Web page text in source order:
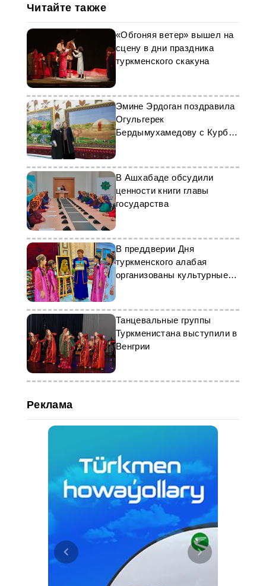
Читайте также
«Обгоняя ветер» вышел на
сцену в дни праздника
туркменского скакуна
Эмине Эрдоган поздравила
Огульгерек
Бердымухамедову с Курбан
Байрамы
В Ашхабаде обсудили
ценности книги главы
государства
В преддверии Дня
туркменского алабая
организованы культурные
Танцевальные группы
Туркменистана выступили в
Венгрии
Реклама